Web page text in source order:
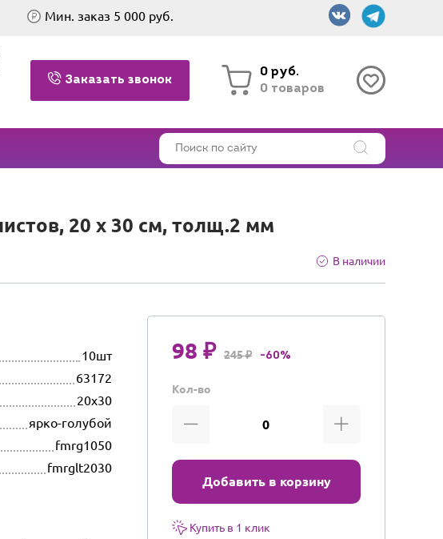
Мин. заказ 5 000 руб.
Заказать звонок
0 руб.
0 товаров
20 х 30 см, толщ.2 мм
В наличии
10шт
63172
20х30
ярко-голубой
fmrg1050
fmrglt2030
98 ₽ 245 ₽ -60%
Кол-во
Добавить в корзину
Купить в 1 клик